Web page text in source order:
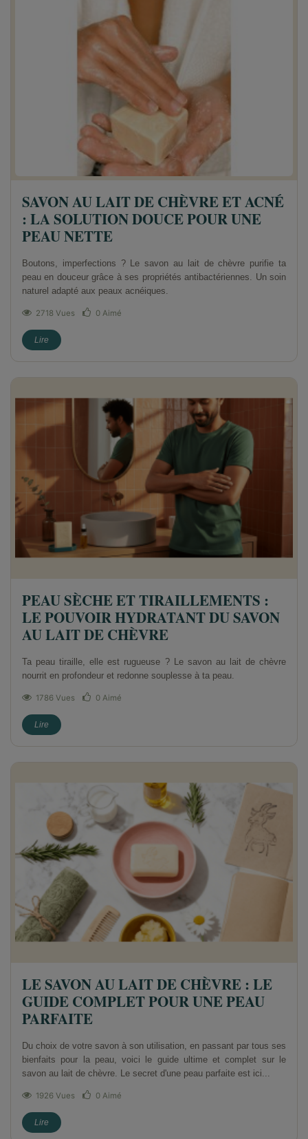
SAVON AU LAIT DE CHÈVRE ET ACNÉ
: LA SOLUTION DOUCE POUR UNE
PEAU NETTE
2718 Vues 0 Aimé
Boutons, imperfections ? Le savon au lait de chèvre purifie ta
peau en douceur grâce à ses propriétés antibactériennes. Un soin
naturel adapté aux peaux acnéiques.
Lire
PEAU SÈCHE ET TIRAILLEMENTS :
LE POUVOIR HYDRATANT DU SAVON
AU LAIT DE CHÈVRE
1786 Vues 0 Aimé
Ta peau tiraille, elle est rugueuse ? Le savon au lait de chèvre
nourrit en profondeur et redonne souplesse à ta peau.
Lire
LE SAVON AU LAIT DE CHÈVRE : LE
GUIDE COMPLET POUR UNE PEAU
PARFAITE
1926 Vues 0 Aimé
Du choix de votre savon à son utilisation, en passant par tous ses
bienfaits pour la peau, voici le guide ultime et complet sur le
savon au lait de chèvre. Le secret d'une peau parfaite est ici...
Lire